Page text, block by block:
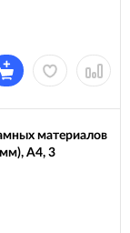
материалов
А4, 3